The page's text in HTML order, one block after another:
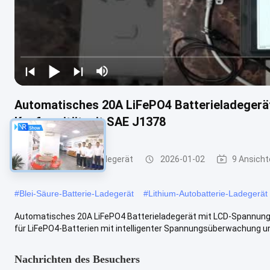
Automatisches 20A LiFePO4
Konformität mit SAE J1378
Lithium-Batterie-Ladegerät 2026-01-02 9
#Blei-Säure-Batterie-Ladegerät #Lithium-Autobatterie-Ladegerät
Automatisches 20A LiFePO4 Batterieladegerät mit LCD-
für LiFePO4-Batterien mit intelligenter Spannungsüberwachung
Nachrichten des Besuchers